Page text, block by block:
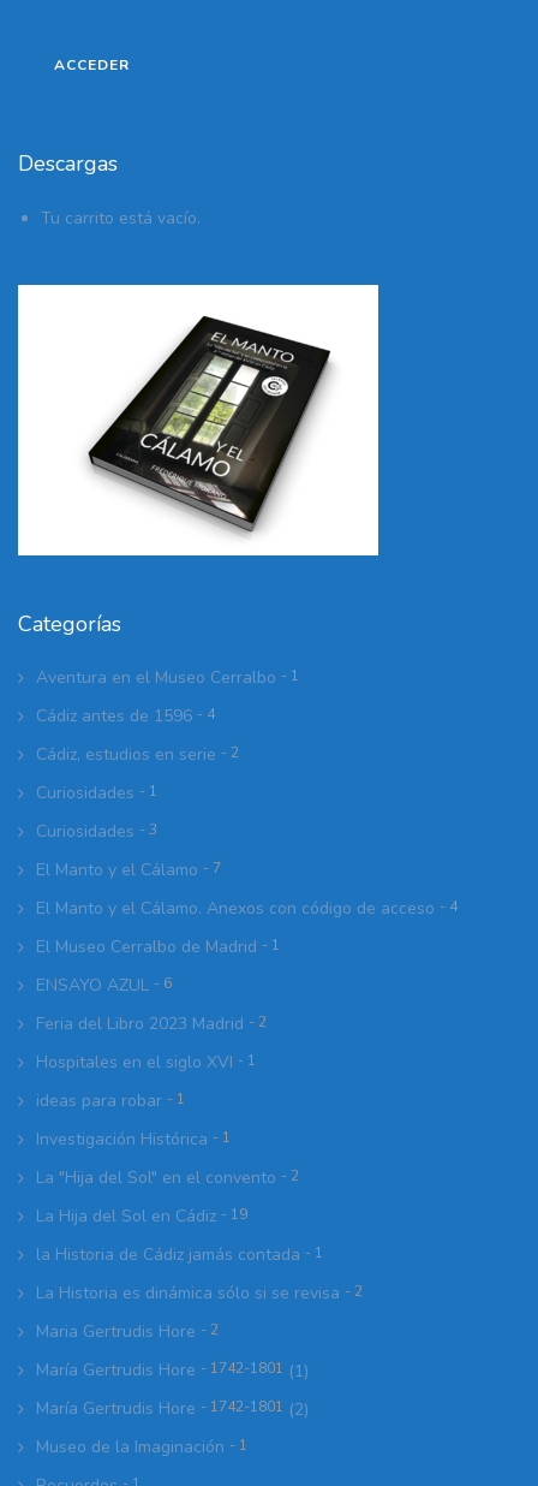
Descargas
Tu carrito está vacío.
Categorías
Aventura en el Museo Cerralbo - 1
Cádiz antes de 1596 - 4
Cádiz, estudios en serie - 2
Curiosidades - 1
Curiosidades - 3
El Manto y el Cálamo - 7
El Manto y el Cálamo. Anexos con código de acceso - 4
El Museo Cerralbo de Madrid - 1
ENSAYO AZUL - 6
Feria del Libro 2023 Madrid - 2
Hospitales en el siglo XVI - 1
ideas para robar - 1
Investigación Histórica - 1
La "Hija del Sol" en el convento - 2
La Hija del Sol en Cádiz - 19
la Historia de Cádiz jamás contada - 1
La Historia es dinámica sólo si se revisa - 2
Maria Gertrudis Hore - 2
María Gertrudis Hore - 1742-1801 (1)
María Gertrudis Hore - 1742-1801 (2)
Museo de la Imaginación - 1